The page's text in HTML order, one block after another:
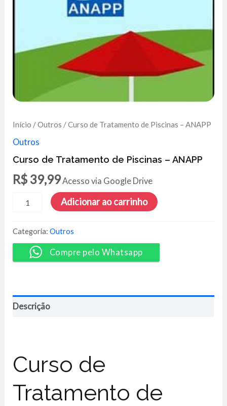
Início /Outros / Curso de Tratamento de Piscinas – ANAPP
Outros
Curso de Tratamento de Piscinas – ANAPP
R$ 39,99Acesso via Google Drive
de
Piscinas
-
ANAPP
Adicionar ao carrinho
Categoria:Outros
Compre pelo Whatsapp
Descrição
Curso de
Tratamento de